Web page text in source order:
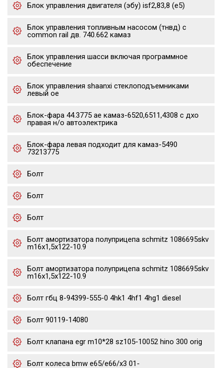
Блок управления двигателя (эбу) isf2,83,8 (е5)
Блок управления топливным насосом (тнвд) с
common rail дв. 740.662 камаз
Блок управления шасси включая программное
обеспечение
Блок управления shaanxi стеклоподъемниками
левый oe
Блок-фара 44.3775 ae камаз-6520,6511,4308 с дхо
правая н/о автоэлектрика
Блок-фара левая подходит для камаз-5490
73213775
Болт
Болт
Болт
Болт амортизатора полуприцепа schmitz 1086695skv
m16x1,5х122-10.9
Болт амортизатора полуприцепа schmitz 1086695skv
m16x1,5х122-10.9
Болт гбц 8-94399-555-0 4hk1 4hf1 4hg1 diesel
Болт 90119-14080
Болт клапана egr m10*28 sz105-10052 hino 300 orig
Болт колеса bmw e65/e66/x3 01-